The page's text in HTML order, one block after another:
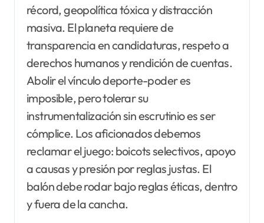
récord, geopolítica tóxica y distracción
masiva. El planeta requiere de
transparencia en candidaturas, respeto a
derechos humanos y rendición de cuentas.
Abolir el vínculo deporte-poder es
imposible, pero tolerar su
instrumentalización sin escrutinio es ser
cómplice. Los aficionados debemos
reclamar el juego: boicots selectivos, apoyo
a causas y presión por reglas justas. El
balón debe rodar bajo reglas éticas, dentro
y fuera de la cancha.